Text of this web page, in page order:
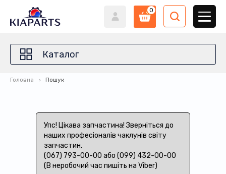
0
Каталог
Головна Пошук
Упс! Цікава запчастина! Зверніться до
наших професіоналів чаклунів світу
запчастин.
(067) 793-00-00 або (099) 432-00-00
(В неробочий час пишіть на Viber)